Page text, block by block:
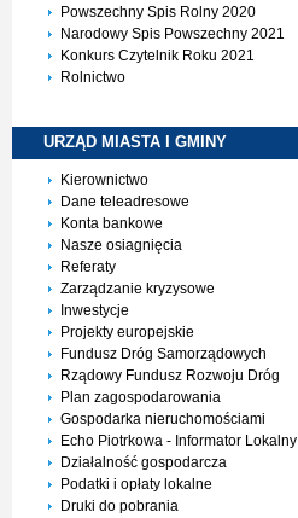
Powszechny Spis Rolny 2020
Narodowy Spis Powszechny 2021
Konkurs Czytelnik Roku 2021
Rolnictwo
URZĄD MIASTA I GMINY
Kierownictwo
Dane teleadresowe
Konta bankowe
Nasze osiagnięcia
Referaty
Zarządzanie kryzysowe
Inwestycje
Projekty europejskie
Fundusz Dróg Samorządowych
Rządowy Fundusz Rozwoju Dróg
Plan zagospodarowania
Gospodarka nieruchomościami
Echo Piotrkowa - Informator Lokalny
Działalność gospodarcza
Podatki i opłaty lokalne
Druki do pobrania